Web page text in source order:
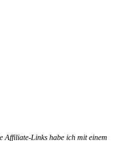
Affiliate-Links habe ich mit einem